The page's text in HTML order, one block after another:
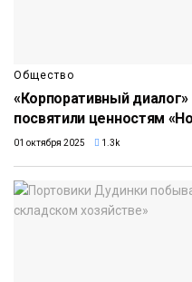
Общество
«Корпоративный
посвятили ценностям
01 октября 2025 1.3k